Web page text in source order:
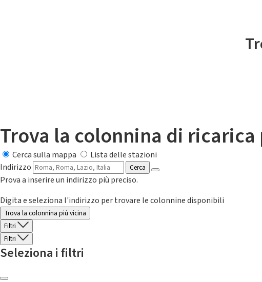
Trova la colonnina di
Cerca sulla mappa
Lista delle stazioni
Indirizzo
Cerca
Prova a inserire un indirizzo più preciso.
Digita e seleziona l'indirizzo per trovare le colonnine disponibili
Trova la colonnina piú vicina
Filtri
Filtri
Seleziona i filtri